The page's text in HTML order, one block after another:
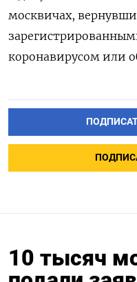
москвичах,
коронавирусом или
10 тысяч